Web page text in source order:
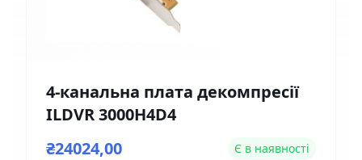
4-канальна плата декомпресії
ILDVR 3000H4D4
₴24024,00
Є в наявності